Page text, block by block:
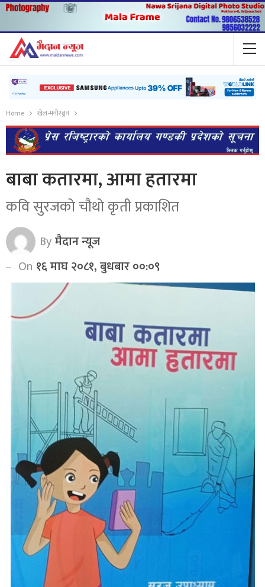
Home खेल-मनोरञ्जन
बाबा कतारमा, आमा हतारमा
कवि सुरजको चौथो कृती प्रकाशित
Byमैदान न्यूज
On १६ माघ २०८१, बुधबार ००:०९